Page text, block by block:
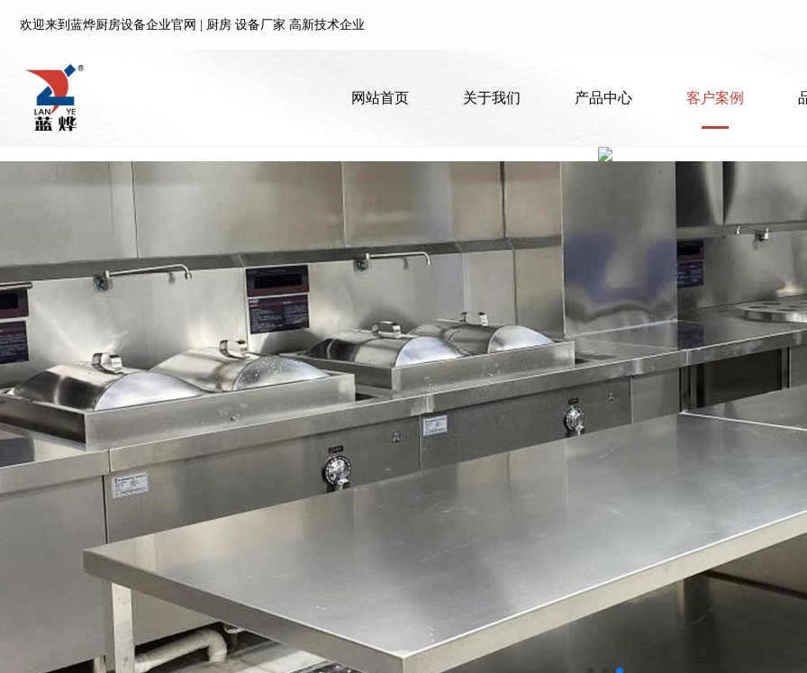
欢迎来到蓝烨厨房设备企业官网 | 厨房 设备厂家 高新技术企业
网站首页 关于我们 产品中心 客户案例
欢迎来到蓝烨厨房设备企业官网 | 厨房 设备厂家 高新技术企业
网站首页 关于我们 产品中心 客户案例